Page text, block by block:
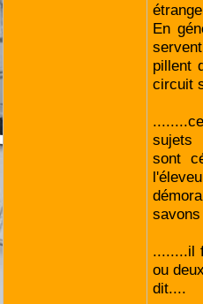
En
pillent
circuit
sujets
sont
........il
ou
dit....